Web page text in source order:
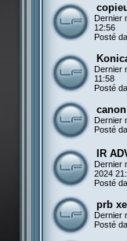
Dernier
12:56
Posté
Dernier
11:58
Posté
Dernier
Posté
IR
Dernier
2024
Posté
prb
Dernier
Posté